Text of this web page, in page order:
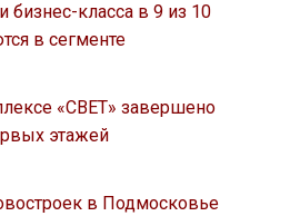
бизнес-класса в 9 из 10
в сегменте
«СВЕТ» завершено
этажей
в Подмосковье